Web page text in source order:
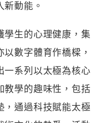
動能。
學生的心理健康，集
數字體育作橋樑，
一系列以太極為核心
教學的趣味性，包括
，通過科技賦能太極